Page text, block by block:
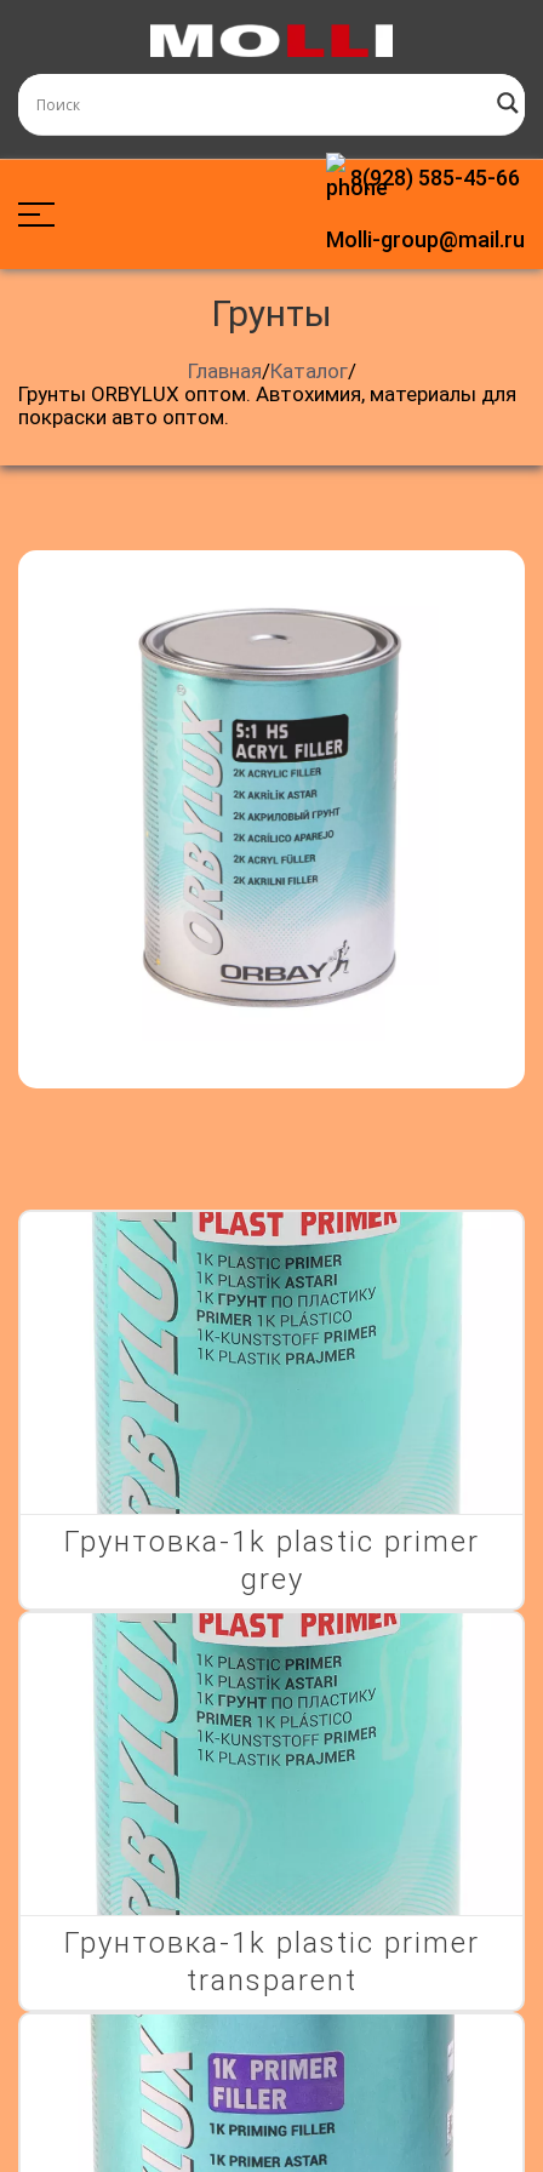
8(928) 585-45-66
Molli-group@mail.ru
грунты
Главная/Каталог/
Грунты ORBYLUX оптом. Автохимия, материалы для
покраски авто оптом.
грунтовка-1k plastic primer
grey
грунтовка-1k plastic primer
transparent